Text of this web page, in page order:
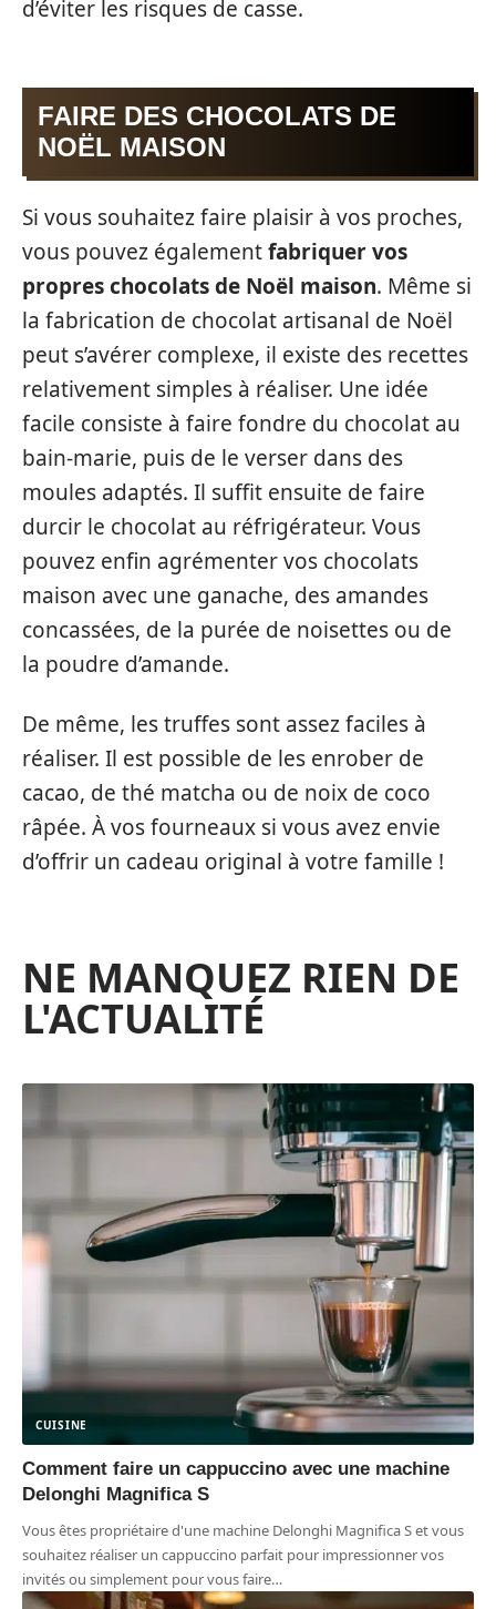
d’éviter les risques de casse.
FAIRE DES CHOCOLATS DE
NOËL MAISON
Si vous souhaitez faire plaisir à vos proches,
vous pouvez égalementfabriquer vos
propres chocolats de Noël maison. Même si
la fabrication de chocolat artisanal de Noël
peut s’avérer complexe, il existe des recettes
relativement simples à réaliser. Une idée
facile consiste à faire fondre du chocolat au
bain-marie, puis de le verser dans des
moules adaptés. Il suffit ensuite de faire
durcir le chocolat au réfrigérateur. Vous
pouvez enfin agrémenter vos chocolats
maison avec une ganache, des amandes
concassées, de la purée de noisettes ou de
la poudre d’amande.
De même, les truffes sont assez faciles à
réaliser. Il est possible de les enrober de
cacao, de thé matcha ou de noix de coco
râpée. À vos fourneaux si vous avez envie
d’offrir un cadeau original à votre famille !
NE MANQUEZ RIEN DE
L'ACTUALITÉ
CUISINE
Comment faire un cappuccino avec une machine
Delonghi Magnifica S
Vous êtes propriétaire d'une machine Delonghi Magnifica S et vous
souhaitez réaliser un cappuccino parfait pour impressionner vos
invités ou simplement pour vous faire…